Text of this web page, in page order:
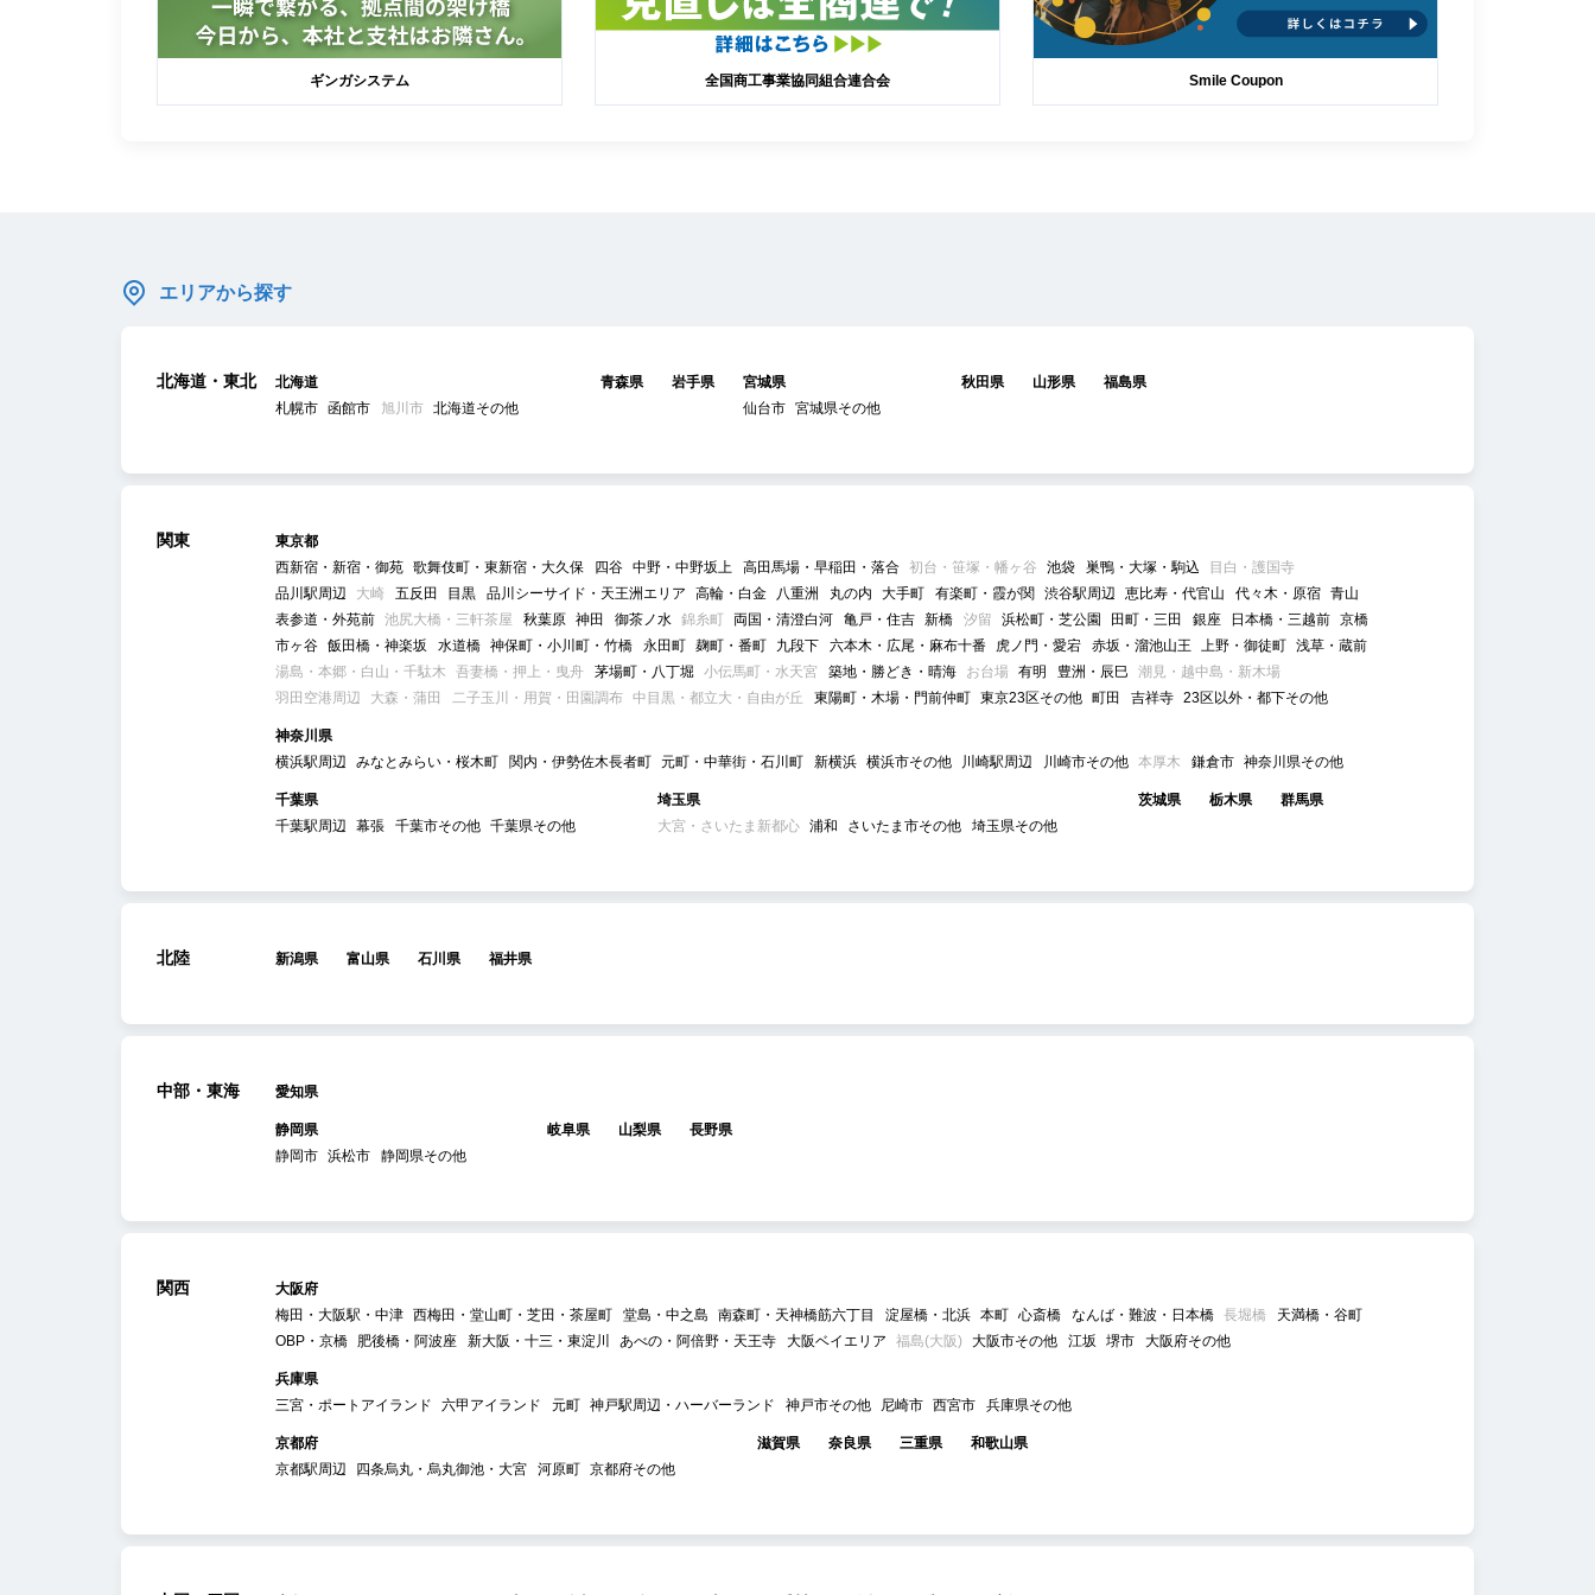
ギンガシステム 全国商工事業協同組合連合会 Smile Coupon
エリアから探す
北海道・東北
北海道
札幌市 函館市 旭川市 北海道その他
青森県 岩手県
宮城県
仙台市
宮城県その他
秋田県 山形県 福島県
関東
東京都
西新宿・新宿・御苑 歌舞伎町・東新宿・大久保 四谷 中野・中野坂上 高田馬場・早稲田・落合 初台・笹塚・幡ヶ谷 池袋 巣鴨・大塚・駒込
目白・護国寺
品川駅周辺
大崎 五反田 目黒 品川シーサイド・天王洲エリア 高輪・白金 八重洲 丸の内 大手町 有楽町・霞が関 渋谷駅周辺 恵比寿・代官山 代々木・原宿 青山
表参道・外苑前 池尻大橋・三軒茶屋 秋葉原 神田 御茶ノ水 錦糸町 両国・清澄白河 亀戸・住吉 新橋 汐留 浜松町・芝公園 田町・三田 銀座 日本橋・三越前
京橋
市ヶ谷 飯田橋・神楽坂 水道橋 神保町・小川町・竹橋 永田町 麹町・番町 九段下 六本木・広尾・麻布十番 虎ノ門・愛宕 赤坂・溜池山王 上野・御徒町 浅草・蔵前
湯島・本郷・白山・千駄木
吾妻橋・押上・曳舟 茅場町・八丁堀 小伝馬町・水天宮 築地・勝どき・晴海 お台場 有明 豊洲・辰巳
潮見・越中島・新木場
羽田空港周辺
大森・蒲田 二子玉川・用賀・田園調布 中目黒・都立大・自由が丘 東陽町・木場・門前仲町 東京23区その他 町田 吉祥寺 23区以外・都下その他
神奈川県
横浜駅周辺
みなとみらい・桜木町 関内・伊勢佐木長者町 元町・中華街・石川町 新横浜 横浜市その他 川崎駅周辺 川崎市その他 本厚木 鎌倉市 神奈川県その他
千葉県
千葉駅周辺
幕張 千葉市その他 千葉県その他
埼玉県
大宮・さいたま新都心
浦和 さいたま市その他 埼玉県その他
茨城県 栃木県 群馬県
北陸 新潟県 富山県 石川県 福井県
中部・東海 愛知県
静岡県
静岡市 浜松市 静岡県その他
岐阜県 山梨県 長野県
関西
大阪府
梅田・大阪駅・中津 西梅田・堂山町・芝田・茶屋町 堂島・中之島 南森町・天神橋筋六丁目 淀屋橋・北浜 本町 心斎橋 なんば・難波・日本橋 長堀橋
天満橋・谷町
OBP・京橋
肥後橋・阿波座 新大阪・十三・東淀川 あべの・阿倍野・天王寺 大阪ベイエリア 福島(大阪) 大阪市その他 江坂 堺市 大阪府その他
兵庫県
三宮・ポートアイランド
六甲アイランド 元町 神戸駅周辺・ハーバーランド 神戸市その他 尼崎市 西宮市 兵庫県その他
京都府
京都駅周辺
四条烏丸・烏丸御池・大宮 河原町 京都府その他
滋賀県 奈良県 三重県 和歌山県